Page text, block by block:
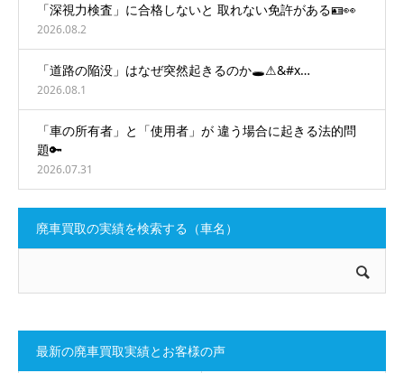
「深視力検査」に合格しないと 取れない免許がある🪪👀
2026.08.2
「道路の陥没」はなぜ突然起きるのか🕳️⚠&#x…
2026.08.1
「車の所有者」と「使用者」が 違う場合に起きる法的問
題🔑
2026.07.31
廃車買取の実績を検索する（車名）
最新の廃車買取実績とお客様の声